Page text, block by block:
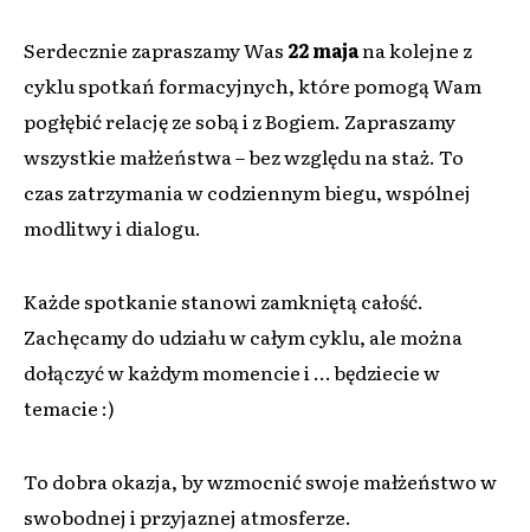
Serdecznie zapraszamy Was 22 majana kolejne z
cyklu spotkań formacyjnych, które pomogą Wam
pogłębić relację ze sobą i z Bogiem. Zapraszamy
wszystkie małżeństwa – bez względu na staż. To
czas zatrzymania w codziennym biegu, wspólnej
modlitwy i dialogu.
Każde spotkanie stanowi zamkniętą całość.
Zachęcamy do udziału w całym cyklu, ale można
dołączyć w każdym momencie i … będziecie w
temacie :)
To dobra okazja, by wzmocnić swoje małżeństwo w
swobodnej i przyjaznej atmosferze.